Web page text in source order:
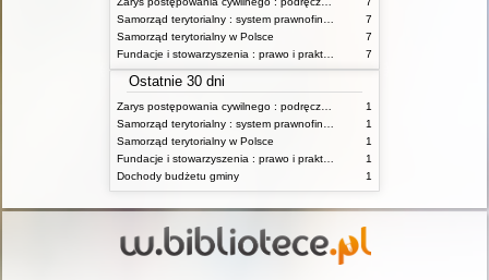
7
Samorząd terytorialny w Polsce
7
7
Ostatnie 30 dni
1
1
Samorząd terytorialny w Polsce
1
1
Dochody budżetu gminy
1